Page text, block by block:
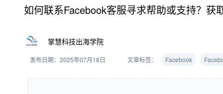
如何联系Facebook客服寻求帮助或支持？获
掌慧科技出海学院
发布日期：2025年07月18日 文章标签： Facebook